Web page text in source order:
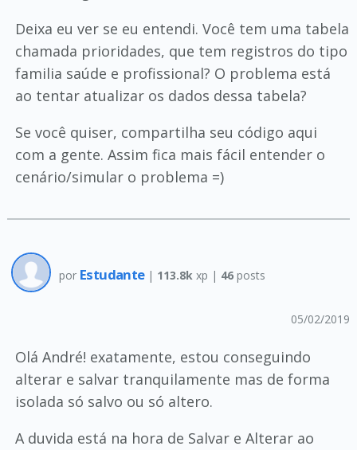
Deixa eu ver se eu entendi. Você tem uma tabela
chamada prioridades, que tem registros do tipo
familia saúde e profissional? O problema está
ao tentar atualizar os dados dessa tabela?
Se você quiser, compartilha seu código aqui
com a gente. Assim fica mais fácil entender o
cenário/simular o problema =)
por Estudante | 113.8k xp | 46posts
05/02/2019
Olá André! exatamente, estou conseguindo
alterar e salvar tranquilamente mas de forma
isolada só salvo ou só altero.
A duvida está na hora de Salvar e Alterar ao